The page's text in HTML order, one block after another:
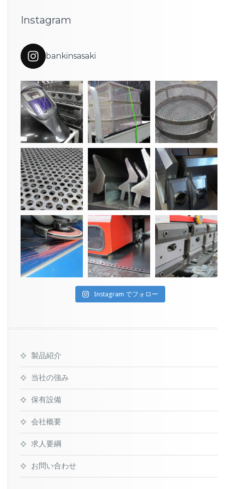
Instagram
bankinsasaki
Instagram でフォロー
製品紹介
当社の強み
保有設備
会社概要
求人要綱
お問い合わせ